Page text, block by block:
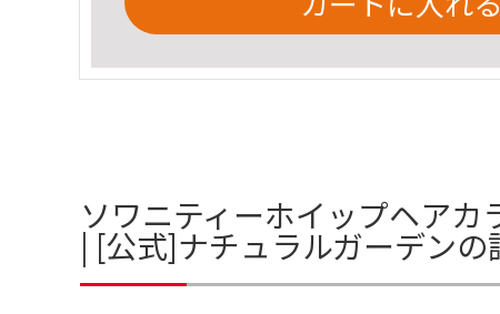
ソワニティーホイップヘア
| [公式]ナチュラルガーデンの